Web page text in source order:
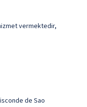
vermektedir,
de Sao